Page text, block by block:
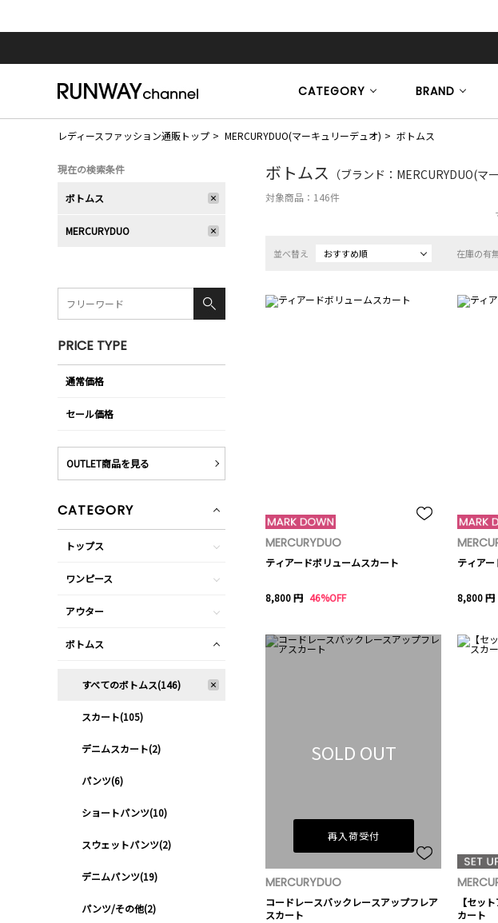
CATEGORY BRAND
レディースファッション通販トップ MERCURYDUO(マーキュリーデュオ) ボトムス
ボトムス （ブランド：MERCURYDUO(マ
対象商品： 146件
並べ替え おすすめ順 在庫の有
MERCURYDUO
ティアードボリュームスカート
8,800 円 46%OFF
ティア
8,800 円
SOLD OUT
再入荷受付
MERCURYDUO
コードレースバックレースアップフレア
スカート
【セッ
カート
現在の検索条件
ボトムス
MERCURYDUO
PRICE TYPE
通常価格
セール価格
OUTLET商品を見る
CATEGORY
トップス
ワンピース
アウター
ボトムス
すべてのボトムス(146)
スカート(105)
デニムスカート(2)
パンツ(6)
ショートパンツ(10)
スウェットパンツ(2)
デニムパンツ(19)
パンツ/その他(2)